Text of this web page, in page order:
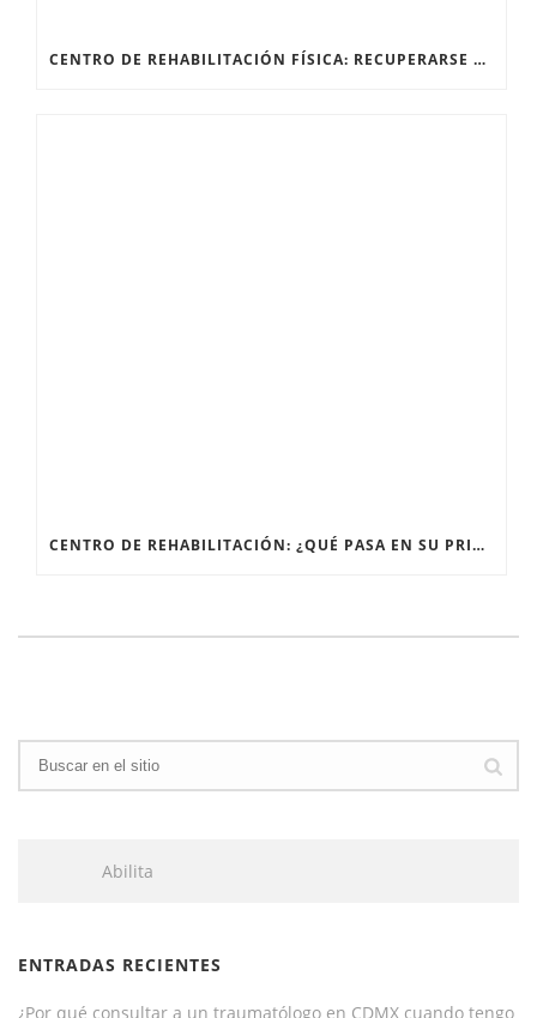
CENTRO DE REHABILITACIÓN FÍSICA: RECUPERARSE DESPUÉS DE UNA FRACTURA
CENTRO DE REHABILITACIÓN: ¿QUÉ PASA EN SU PRIMERA SESIÓN?
Abilita
ENTRADAS RECIENTES
¿Por qué consultar a un traumatólogo en CDMX cuando tengo